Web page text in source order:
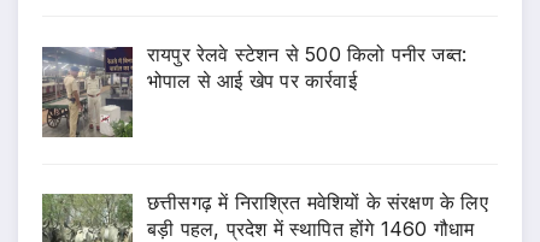
रायपुर रेलवे स्टेशन से 500 किलो पनीर जब्त:
भोपाल से आई खेप पर कार्रवाई
छत्तीसगढ़ में निराश्रित मवेशियों के संरक्षण के लिए
बड़ी पहल, प्रदेश में स्थापित होंगे 1460 गौधाम